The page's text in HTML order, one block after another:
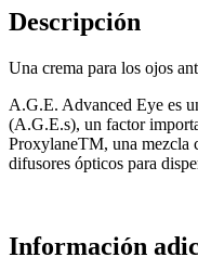
Descripción
Una crema para los ojos
A.G.E. Advanced Eye es
(A.G.E.s), un factor
ProxylaneTM, una mezcla
difusores ópticos para
Información